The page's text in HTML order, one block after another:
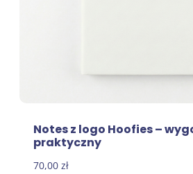
Notes z logo Hoofies –
praktyczny
70,00 zł